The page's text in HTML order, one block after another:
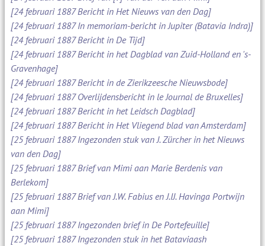
[24 februari 1887 Bericht in Het Nieuws van den Dag]
[24 februari 1887 In memoriam-bericht in Jupiter (Batavia Indra)]
[24 februari 1887 Bericht in De Tijd]
[24 februari 1887 Bericht in het Dagblad van Zuid-Holland en 's-
Gravenhage]
[24 februari 1887 Bericht in de Zierikzeesche Nieuwsbode]
[24 februari 1887 Overlijdensbericht in le Journal de Bruxelles]
[24 februari 1887 Bericht in het Leidsch Dagblad]
[24 februari 1887 Bericht in Het Vliegend blad van Amsterdam]
[25 februari 1887 Ingezonden stuk van J. Zürcher in het Nieuws
van den Dag]
[25 februari 1887 Brief van Mimi aan Marie Berdenis van
Berlekom]
[25 februari 1887 Brief van J.W. Fabius en J.IJ. Havinga Portwijn
aan Mimi]
[25 februari 1887 Ingezonden brief in De Portefeuille]
[25 februari 1887 Ingezonden stuk in het Bataviaash